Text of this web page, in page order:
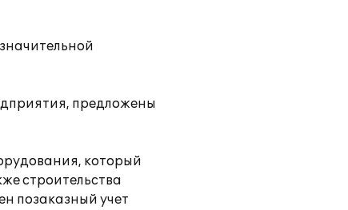
предложены
который
строительства
позаказный учет